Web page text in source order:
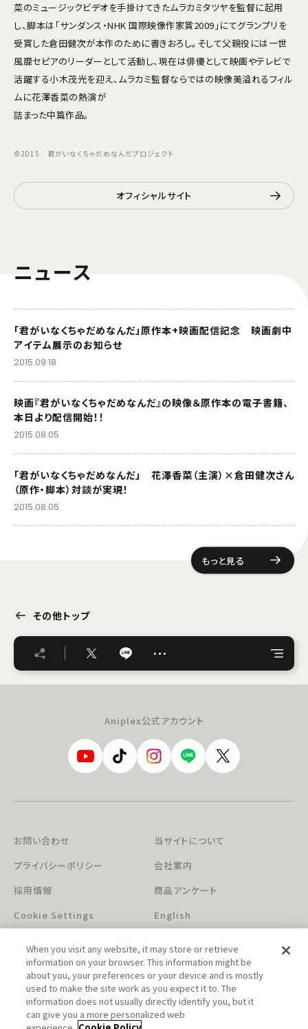
菜のミュージックビデオを手掛けてきたムラカミタツヤを監督に起用
し、脚本は「サンダンス・NHK 国際映像作家賞2009」にてグランプリを
受賞した倉田健次が本作のために書きおろし。そして父親役には一世
風靡セピアのリーダーとして活動し、現在は俳優として映画やテレビで
活躍する小木茂光を迎え、ムラカミ監督ならではの映像美溢れるフィル
ムに花澤香菜の熱演が
詰まった中篇作品。
©2015 君がいなくちゃだめなんだプロジェクト
オフィシャルサイト
ニュース
「君がいなくちゃだめなんだ」原作本+映画配信記念 映画劇中
アイテム展示のお知らせ
2015.09.18
映画『君がいなくちゃだめなんだ』の映像＆原作本の電子書籍、
本日より配信開始！！
2015.08.05
「君がいなくちゃだめなんだ」 花澤香菜（主演）×倉田健次さん
（原作・脚本）対談が実現！
2015.08.05
もっと見る
その他トップ
…
Aniplex公式アカウント
お問い合わせ
当サイトについて
プライバシーポリシー
会社案内
採用情報
商品アンケート
Cookie Settings
English
このホームページに掲載されている著作物の無断利用を禁じます。
When you visit any website, it may store or retrieve
information on your browser. This information might be
about you, your preferences or your device and is mostly
used to make the site work as you expect it to. The
information does not usually directly identify you, but it
can give you a more personalized web